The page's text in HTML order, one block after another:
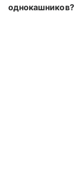
однокашников?